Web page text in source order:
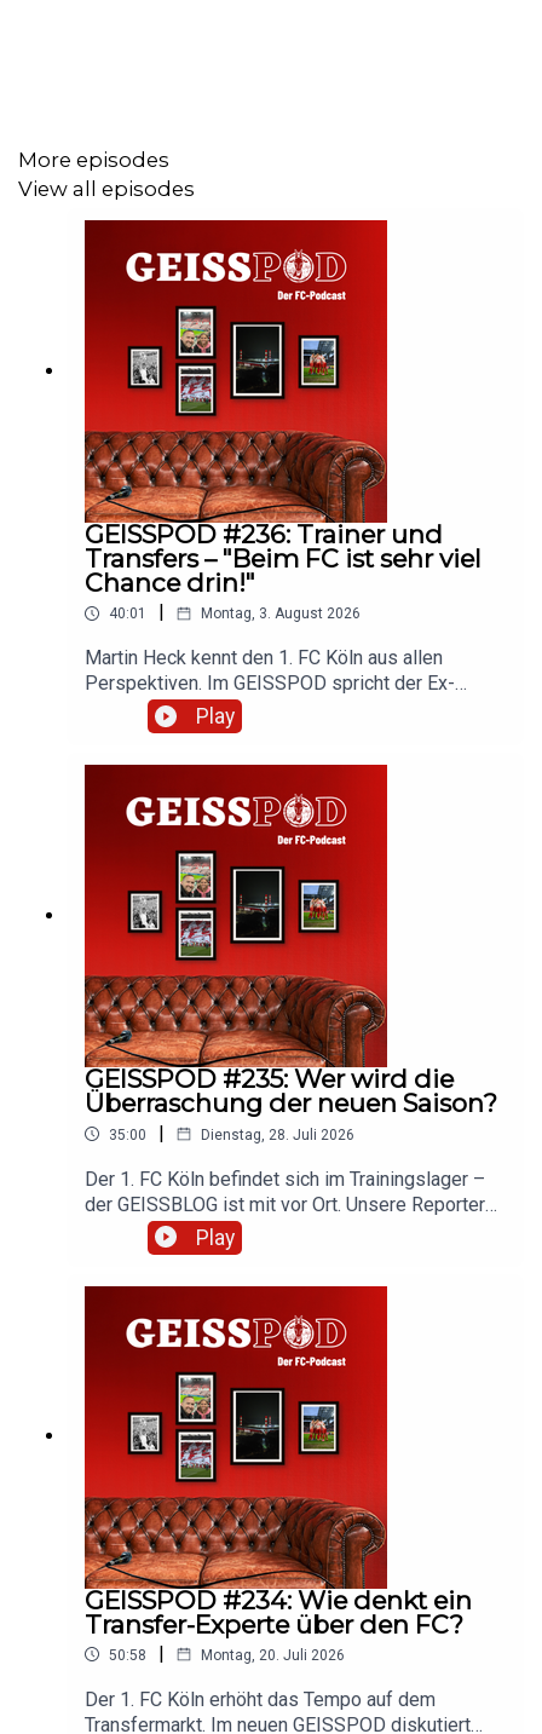
More episodes
View all episodes
GEISSPOD #236: Trainer und
Transfers – "Beim FC ist sehr viel
Chance drin!"
40:01 Montag, 3. August 2026
Martin Heck kennt den 1. FC Köln aus allen
Perspektiven. Im GEISSPOD spricht der Ex-
Nachwuchstrainer der Geißböcke über das neue
Trainerteam und die Kaderplanung des FC. Hört
rein und diskutiert mit!
Play
GEISSPOD #235: Wer wird die
Überraschung der neuen Saison?
35:00 | Dienstag, 28. Juli 2026
Der 1. FC Köln befindet sich im Trainingslager –
der GEISSBLOG ist mit vor Ort. Unsere Reporter
Martin und Marc berichten aus Kitzbühel und
diskutieren die Entwicklungen vor Ort und auf
Play
GEISSPOD #234: Wie denkt ein
Transfer-Experte über den FC?
50:58 | Montag, 20. Juli 2026
Der 1. FC Köln erhöht das Tempo auf dem
Transfermarkt. Im neuen GEISSPOD diskutiert